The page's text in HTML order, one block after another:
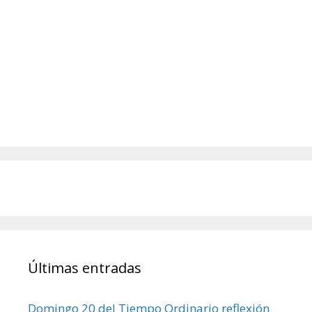
Últimas entradas
Domingo 20 del Tiempo Ordinario reflexión